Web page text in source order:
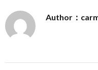
Author：